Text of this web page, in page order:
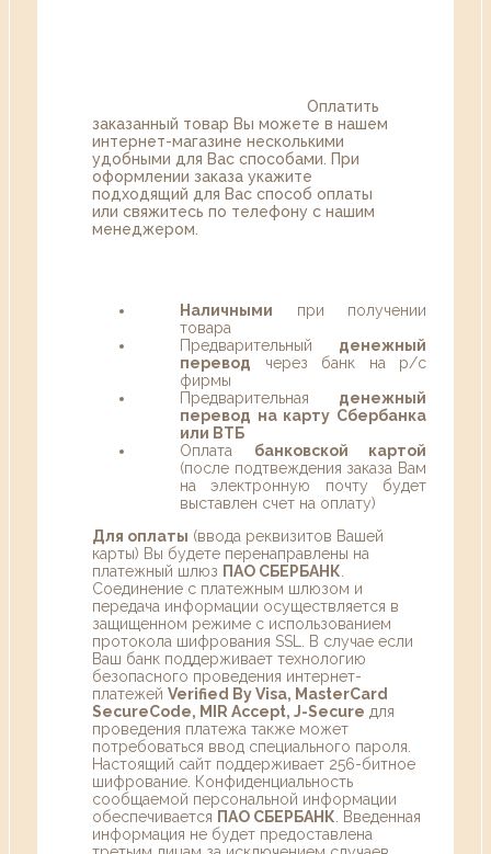
Оплатить
заказанный товар Вы можете в нашем
интернет-магазине несколькими
удобными для Вас способами. При
оформлении заказа укажите
подходящий для Вас способ оплаты
или свяжитесь по телефону с нашим
менеджером.
Наличными при получении
товара
Предварительный денежный
перевод через банк на р/с
фирмы
Предварительная денежный
перевод на карту Сбербанка
или ВТБ
Оплата банковской картой
(после подтвеждения заказа Вам
на электронную почту будет
выставлен счет на оплату)
Для оплаты (ввода реквизитов Вашей
карты) Вы будете перенаправлены на
платежный шлюз ПАО СБЕРБАНК
Соединение с платежным шлюзом и
передача информации осуществляется в
защищенном режиме с использованием
протокола шифрования SSL. В случае если
Ваш банк поддерживает технологию
безопасного проведения интернет-
платежей Verified By Visa, MasterCard
SecureCode, MIR Accept, J-Secure для
проведения платежа также может
потребоваться ввод специального пароля.
Настоящий сайт поддерживает 256-битное
шифрование. Конфиденциальность
сообщаемой персональной информации
обеспечивается ПАО СБЕРБАНК . Введенная
информация не будет предоставлена